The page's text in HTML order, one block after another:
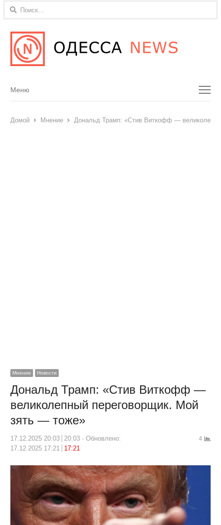
Найти:
Menu
Меню
Домой Мнение Дональд Трамп: «Стив Виткофф —
Мнение Новости
Дональд Трамп: «Стив Виткофф —
великолепный переговорщик. Мой
зять — тоже»
17.12.2025 20:03 20:03
Обновлено:
17.12.2025 17:21
17:21
4